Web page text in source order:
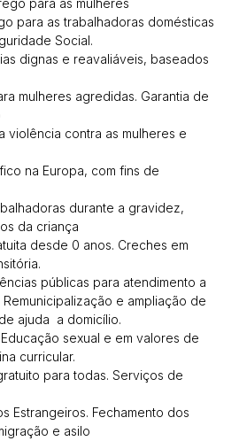
para as mulheres
para as trabalhadoras domésticas
Social.
dignas e reavaliáveis, baseados
mulheres agredidas. Garantia de
violência contra as mulheres e
na Europa, com fins de
durante a gravidez,
da criança
desde 0 anos. Creches em
públicas para atendimento a
e ampliação de
ajuda a domicílio.
sexual e em valores de
curricular.
para todas. Serviços de
Estrangeiros. Fechamento dos
e asilo